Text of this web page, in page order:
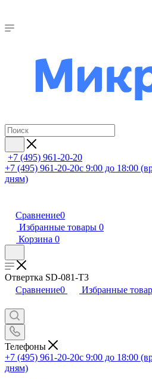
+7 (495) 961-20-20
+7 (495) 961-20-20с 9:00 до 18:00
дням)
Сравнение0
Избранные товары 0
Корзина 0
Отвертка SD-081-T3
Сравнение0 Избранные
Телефоны
+7 (495) 961-20-20с 9:00 до 18:00
дням)